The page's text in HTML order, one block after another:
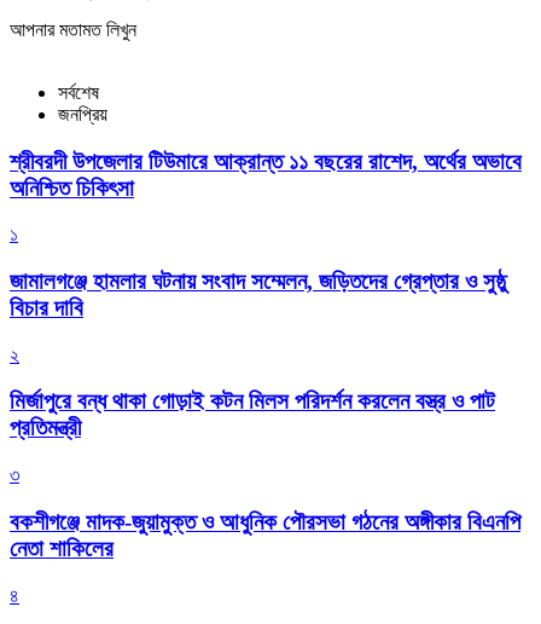
আপনার মতামত লিখুন
সর্বশেষ
জনপ্রিয়
শ্রীবরদী উপজেলার টিউমারে আক্রান্ত ১১ বছরের রাশেদ, অর্থের অভাবে
অনিশ্চিত চিকিৎসা
১
জামালগঞ্জে হামলার ঘটনায় সংবাদ সম্মেলন, জড়িতদের গ্রেপ্তার ও সুষ্ঠু
বিচার দাবি
২
মির্জাপুরে বন্ধ থাকা গোড়াই কটন মিলস পরিদর্শন করলেন বস্ত্র ও পাট
প্রতিমন্ত্রী
৩
বকশীগঞ্জে মাদক-জুয়ামুক্ত ও আধুনিক পৌরসভা গঠনের অঙ্গীকার বিএনপি
নেতা শাকিলের
৪